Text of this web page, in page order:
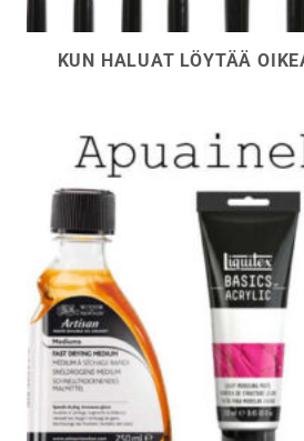
KUN HALUAT LÖYTÄÄ